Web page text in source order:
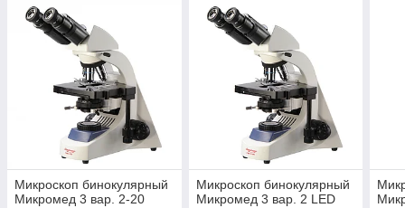
Микроскоп бинокулярный
Микромед 3 вар. 2-20
Микроскоп бинокулярный
Микромед 3 вар. 2 LED